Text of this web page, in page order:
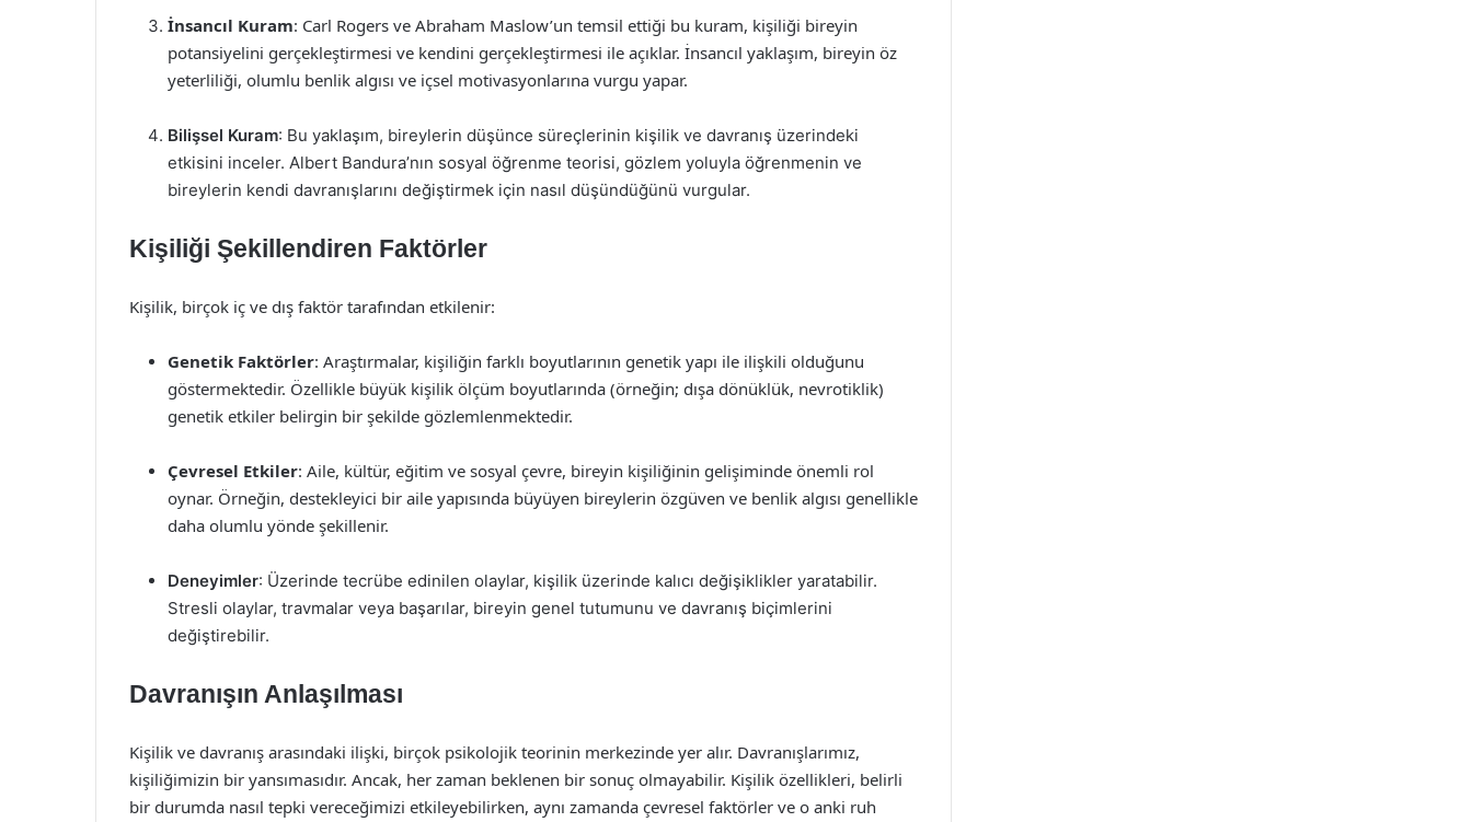
İnsancıl Kuram: Carl Rogers ve Abraham Maslow’un temsil ettiği bu kuram, kişiliği bireyin
potansiyelini gerçekleştirmesi ve kendini gerçekleştirmesi ile açıklar. İnsancıl yaklaşım, bireyin öz
yeterliliği, olumlu benlik algısı ve içsel motivasyonlarına vurgu yapar.
Bilişsel Kuram: Bu yaklaşım, bireylerin düşünce süreçlerinin kişilik ve davranış üzerindeki
etkisini inceler. Albert Bandura’nın sosyal öğrenme teorisi, gözlem yoluyla öğrenmenin ve
bireylerin kendi davranışlarını değiştirmek için nasıl düşündüğünü vurgular.
Kişiliği Şekillendiren Faktörler
Kişilik, birçok iç ve dış faktör tarafından etkilenir:
Genetik Faktörler: Araştırmalar, kişiliğin farklı boyutlarının genetik yapı ile ilişkili olduğunu
göstermektedir. Özellikle büyük kişilik ölçüm boyutlarında (örneğin; dışa dönüklük, nevrotiklik)
genetik etkiler belirgin bir şekilde gözlemlenmektedir.
Çevresel Etkiler: Aile, kültür, eğitim ve sosyal çevre, bireyin kişiliğinin gelişiminde önemli rol
oynar. Örneğin, destekleyici bir aile yapısında büyüyen bireylerin özgüven ve benlik algısı genellikle
daha olumlu yönde şekillenir.
Deneyimler: Üzerinde tecrübe edinilen olaylar, kişilik üzerinde kalıcı değişiklikler yaratabilir.
Stresli olaylar, travmalar veya başarılar, bireyin genel tutumunu ve davranış biçimlerini
değiştirebilir.
Davranışın Anlaşılması
Kişilik ve davranış arasındaki ilişki, birçok psikolojik teorinin merkezinde yer alır. Davranışlarımız,
kişiliğimizin bir yansımasıdır. Ancak, her zaman beklenen bir sonuç olmayabilir. Kişilik özellikleri, belirli
bir durumda nasıl tepki vereceğimizi etkileyebilirken, aynı zamanda çevresel faktörler ve o anki ruh